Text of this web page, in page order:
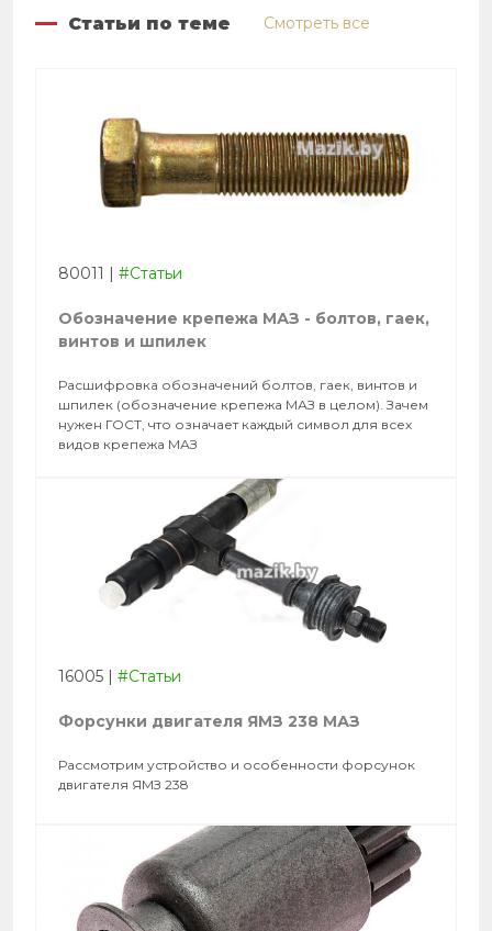
Статьи по теме Смотреть все
80011 | #Статьи
Обозначение крепежа МАЗ - болтов, гаек,
винтов и шпилек
Расшифровка обозначений болтов, гаек, винтов и
шпилек (обозначение крепежа МАЗ в целом). Зачем
нужен ГОСТ, что означает каждый символ для всех
видов крепежа МАЗ
16005 | #Статьи
Форсунки двигателя ЯМЗ 238 МАЗ
Рассмотрим устройство и особенности форсунок
двигателя ЯМЗ 238